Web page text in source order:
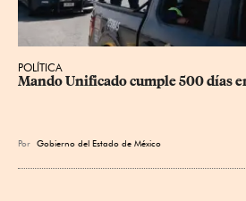
POLÍTICA
Mando Unificado cumple 500 días
Por Gobierno del Estado de México